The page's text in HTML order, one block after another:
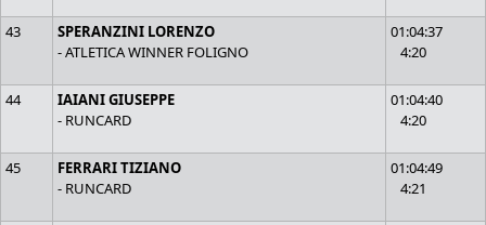
43
SPERANZINI LORENZO
- ATLETICA WINNER FOLIGNO
01:04:37
4:20
44
IAIANI GIUSEPPE
- RUNCARD
01:04:40
4:20
45
FERRARI TIZIANO
- RUNCARD
01:04:49
4:21